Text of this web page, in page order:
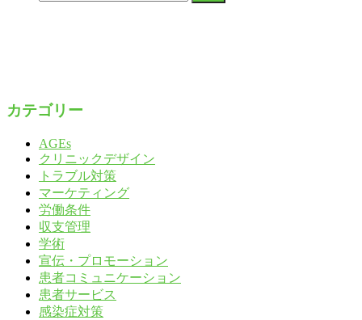
カテゴリー
AGEs
クリニックデザイン
トラブル対策
マーケティング
労働条件
収支管理
学術
宣伝・プロモーション
患者コミュニケーション
患者サービス
感染症対策